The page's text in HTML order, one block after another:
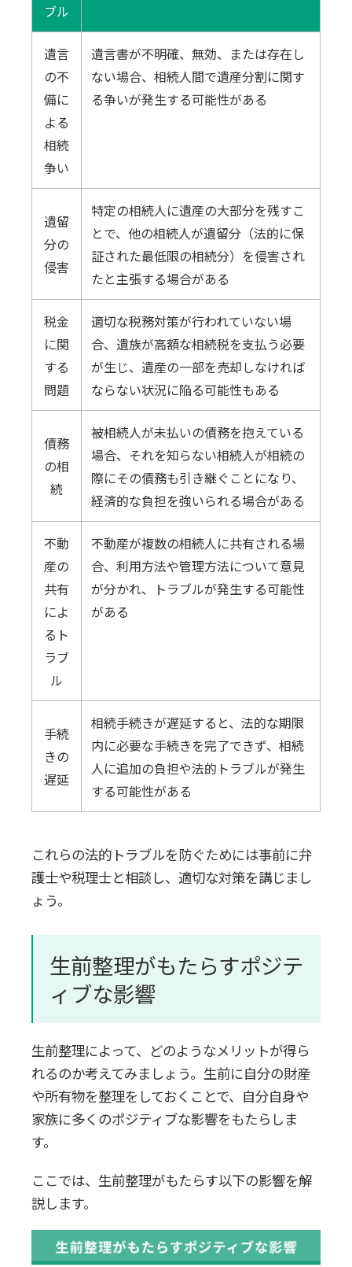
ブル
遺言
の不
備に
よる
相続
争い
遺言書が不明確、無効、または存在し
ない場合、相続人間で遺産分割に関す
る争いが発生する可能性がある
遺留
分の
侵害
特定の相続人に遺産の大部分を残すこ
とで、他の相続人が遺留分（法的に保
証された最低限の相続分）を侵害され
たと主張する場合がある
税金
に関
する
問題
適切な税務対策が行われていない場
合、遺族が高額な相続税を支払う必要
が生じ、遺産の一部を売却しなければ
ならない状況に陥る可能性もある
債務
の相
続
被相続人が未払いの債務を抱えている
場合、それを知らない相続人が相続の
際にその債務も引き継ぐことになり、
経済的な負担を強いられる場合がある
不動
産の
共有
によ
るト
ラブ
ル
不動産が複数の相続人に共有される場
合、利用方法や管理方法について意見
が分かれ、トラブルが発生する可能性
がある
手続
きの
遅延
相続手続きが遅延すると、法的な期限
内に必要な手続きを完了できず、相続
人に追加の負担や法的トラブルが発生
する可能性がある
これらの法的トラブルを防ぐためには事前に弁
護士や税理士と相談し、適切な対策を講じまし
ょう。
生前整理がもたらすポジテ
ィブな影響
生前整理によって、どのようなメリットが得ら
れるのか考えてみましょう。生前に自分の財産
や所有物を整理をしておくことで、自分自身や
家族に多くのポジティブな影響をもたらしま
す。
ここでは、生前整理がもたらす以下の影響を解
説します。